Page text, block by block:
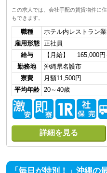
この求人では、会社手配の賃貸物件に
もできます。
職種
ホテル内レストラン
雇用形態
正社員
給与
【月給】 165,000
勤務地
沖縄県名護市
寮費
月額11,500円
平均年齢
20～40歳
詳細を見る
「毎日が特別！」沖縄の